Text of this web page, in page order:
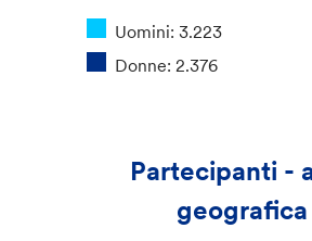
Uomini: 3.223
Donne: 2.376
Partecipanti -
geografica